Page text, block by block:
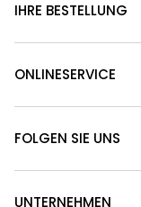
IHRE BESTELLUNG
ONLINESERVICE
FOLGEN SIE UNS
UNTERNEHMEN